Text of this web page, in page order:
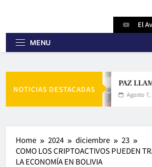
MENU
El
NOTICIAS DESTACADAS
PAZ
Agosto 7,
Home 2024 diciembre
23
COMO LOS CRIPTOACTIVOS PUEDEN
LA ECONOMÍA EN BOLIVIA